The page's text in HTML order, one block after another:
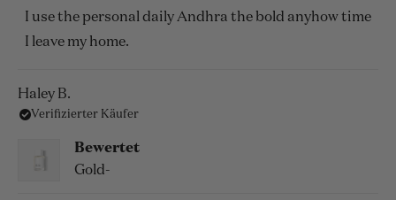
bewertet
I use the personal daily Andhra the bold anyhow time
I leave my home.
Haley B.
Verifizierter Käufer
Bewertet
Gold-